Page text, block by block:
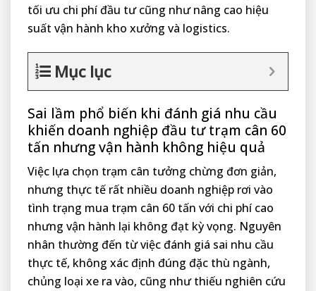
tối ưu chi phí đầu tư cũng như nâng cao hiệu
suất vận hành kho xưởng và logistics.
Mục lục
Sai lầm phổ biến khi đánh giá nhu cầu
khiến doanh nghiệp đầu tư trạm cân 60
tấn nhưng vận hành không hiệu quả
Việc lựa chọn trạm cân tưởng chừng đơn giản,
nhưng thực tế rất nhiều doanh nghiệp rơi vào
tình trạng mua trạm cân 60 tấn với chi phí cao
nhưng vận hành lại không đạt kỳ vọng. Nguyên
nhân thường đến từ việc đánh giá sai nhu cầu
thực tế, không xác định đúng đặc thù ngành,
chủng loại xe ra vào, cũng như thiếu nghiên cứu